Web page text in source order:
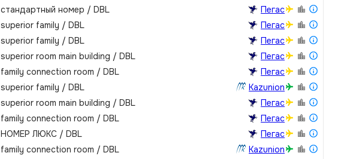
стандартный номер / DBL
Пегас
superior family / DBL
Пегас
superior family / DBL
Пегас
superior room main building / DBL
Пегас
family connection room / DBL
Пегас
superior family / DBL
Kazunion
superior room main building / DBL
Пегас
family connection room / DBL
Пегас
НОМЕР ЛЮКС / DBL
Пегас
family connection room / DBL
Kazunion